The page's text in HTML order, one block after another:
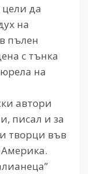
цели да
на
пълен
с тънка
на
автори
писал и за
творци във